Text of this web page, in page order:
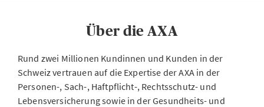
Über die AXA
Rund zwei Millionen Kundinnen und Kunden in der
Schweiz vertrauen auf die Expertise der AXA in der
Personen-, Sach-, Haftpflicht-, Rechtsschutz- und
Lebensversicherung sowie in der Gesundheits- und